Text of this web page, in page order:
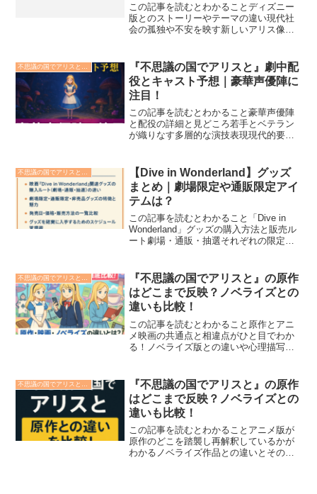
この記事を読むとわかることディズニー
版とのストーリーやテーマの違い現代社
会の孤独や不安を映す新しいアリス像英
国でアリスと』の独自性を深掘りレビュ
ー」では、日本初の劇場ア...
『不思議の国でアリスと』劇中配
役とキャスト予想｜豪華声優陣に
注目！
この記事を読むとわかること豪華声優陣
と配役の詳細と見どころ若手とベテラン
が織りなす多層的な演技表現現代的要素
Wonderland-」の劇中配役と声優キャスト
がついに発...
【Dive in Wonderland】グッズ
まとめ｜劇場限定や通販限定アイ
テムは？
この記事を読むとわかること「Dive in
Wonderland」グッズの購入方法と販売ル
ート劇場・通販・抽選それぞれの限定ア
Wonderland（不思議の国でアリス...
不思議の国でアリスと -Dive in Wonderland-
『不思議の国でアリスと』の原作
はどこまで反映？ノベライズとの
違いも比較！
この記事を読むとわかること原作とアニ
メ映画の共通点と相違点がひと目でわか
る！ノベライズ版との違いや心理描写の
較！アニメ映画『不思議の国でアリス
と』はルイス・キャロル原作『...
『不思議の国でアリスと』の原作
はどこまで反映？ノベライズとの
違いも比較！
この記事を読むとわかることアニメ版が
原作のどこを踏襲し再解釈しているかが
わかるノベライズ作品との違いとその役